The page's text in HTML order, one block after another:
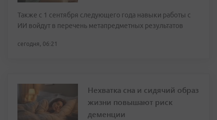
Также с 1 сентября следующего года навыки работы с
ИИ войдут в перечень метапредметных результатов
сегодня, 06:21
Нехватка сна и сидячий образ
жизни повышают риск
деменции